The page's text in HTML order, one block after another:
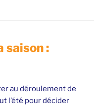
saison :
au déroulement de
l’été pour décider